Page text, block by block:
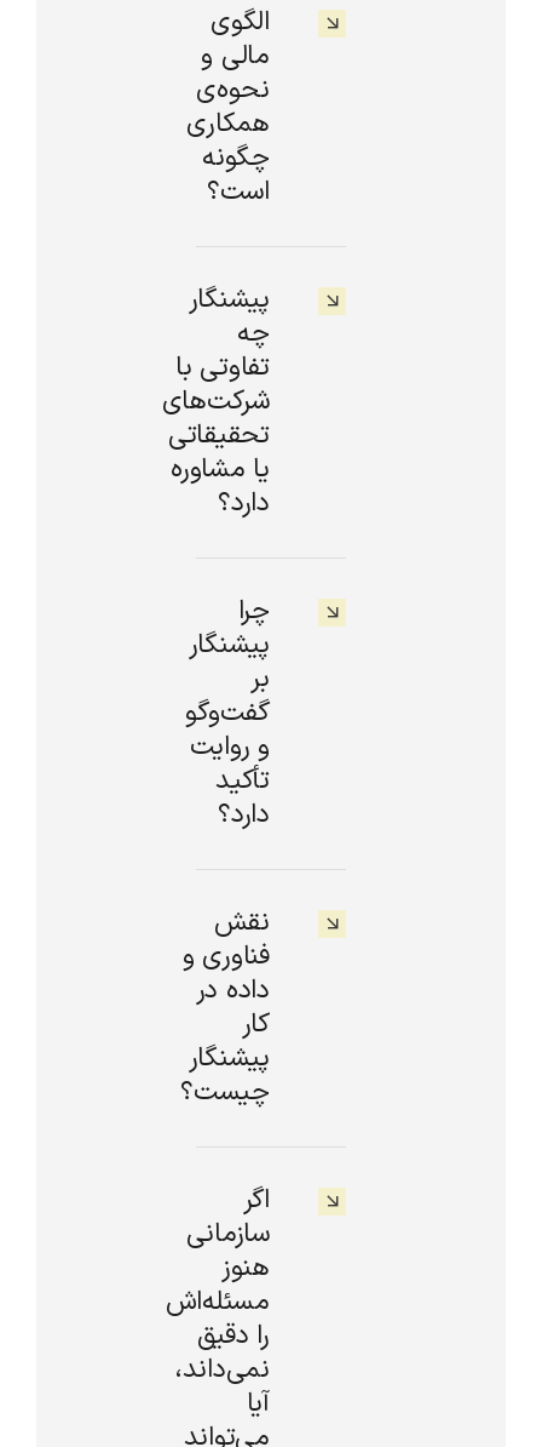
الگوی
مالی و
نحوه‌ی
همکاری
چگونه
است؟
پیشنگار
چه
تفاوتی با
شرکت‌های
تحقیقاتی
یا مشاوره
دارد؟
چرا
پیشنگار
بر
گفت‌وگو
و روایت
تأکید
دارد؟
نقش
فناوری و
داده در
کار
پیشنگار
چیست؟
اگر
سازمانی
هنوز
مسئله‌اش
را دقیق
نمی‌داند،
آیا
می‌تواند